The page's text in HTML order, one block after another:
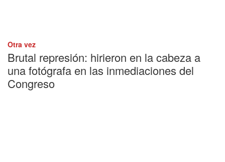
Otra vez
Brutal represión: hirieron en la cabeza a
una fotógrafa en las inmediaciones del
Congreso